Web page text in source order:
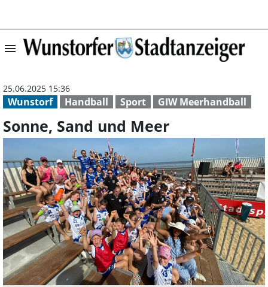
menu Sonne, Sand
Wunstorf Handball Sport GIW Meerhandball
25.06.2025 15:36
Sonne, Sand und Meer